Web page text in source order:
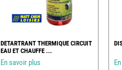
DETARTRANT THERMIQUE CIRCUIT
EAU ET CHAUFFE ...
En savoir plus